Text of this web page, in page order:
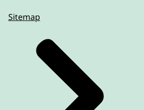
Sitemap